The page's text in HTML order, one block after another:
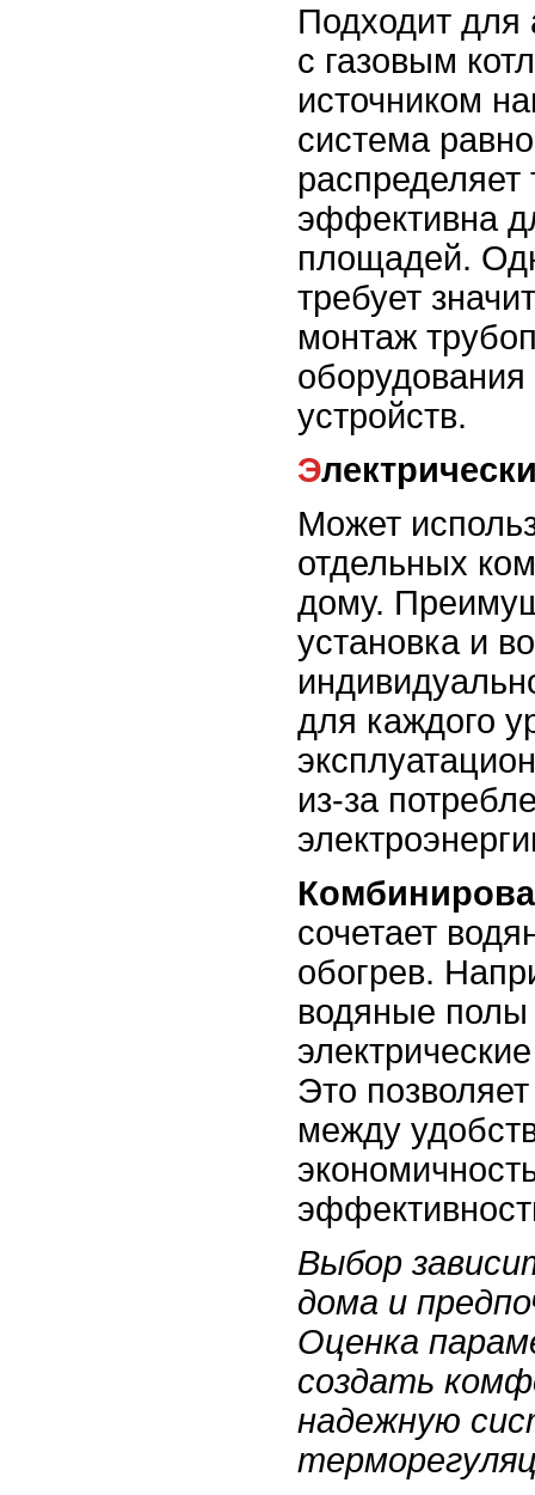
Подходит
с газовым
источником
система
распределяет
эффективна
площадей.
требует
монтаж
устройств.
Может
отдельных
дому.
установка и
для каждого
из-за
сочетает
обогрев.
водяные полы
Это
между
Выбор
дома и
Оценка
создать
надежную